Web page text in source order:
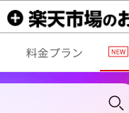
料金プラン